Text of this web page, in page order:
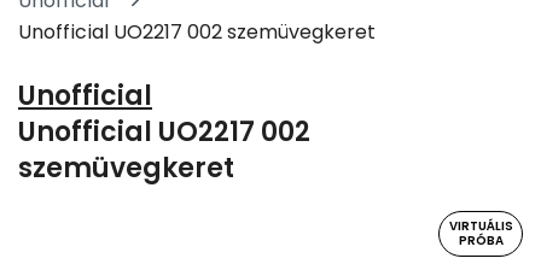
Unofficial UO2217 002 szemüvegkeret
Unofficial
Unofficial UO2217 002
szemüvegkeret
VIRTUÁLIS
PRÓBA